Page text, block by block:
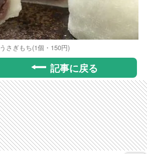
うさぎもち(1個・150円)
記事に戻る